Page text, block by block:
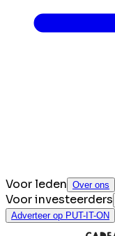
Voor leden Over ons
Voor investeerders
Adverteer op PUT-IT-ON